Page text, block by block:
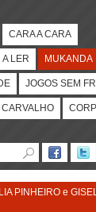
CARA A CARA
A LER MUKANDA
JOGOS SEM
PINHEIRO e